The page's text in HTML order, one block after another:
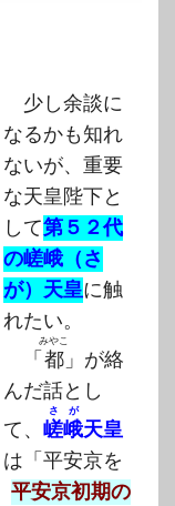
少し余談に
なるかも知れ
ないが、重要
な天皇陛下と
して第５２代
の嵯峨（さ
が）天皇に触
れたい。
「都
みやこ
」が絡
んだ話とし
て、 嵯峨
さが
天皇
は「平安京を
平安京初期の